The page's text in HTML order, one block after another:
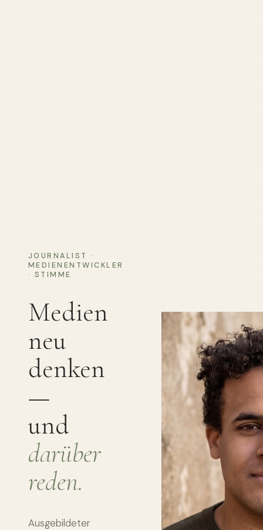
JOURNALIST ·
MEDIENENTWICKLER
· STIMME
Medien
neu
denken
—
und
darüber
reden.
Ausgebildeter